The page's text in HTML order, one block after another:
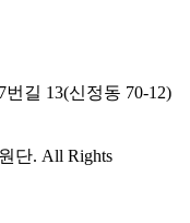
길 13(신정동 70-12)
단. All Rights